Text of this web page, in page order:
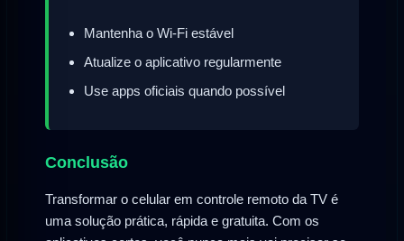
Mantenha o Wi-Fi estável
Atualize o aplicativo regularmente
Use apps oficiais quando possível
Conclusão
Transformar o celular em controle remoto da TV é
uma solução prática, rápida e gratuita. Com os